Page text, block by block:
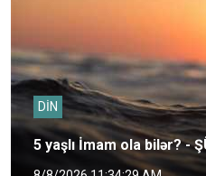
DİN
5 yaşlı İmam ola bilər? -